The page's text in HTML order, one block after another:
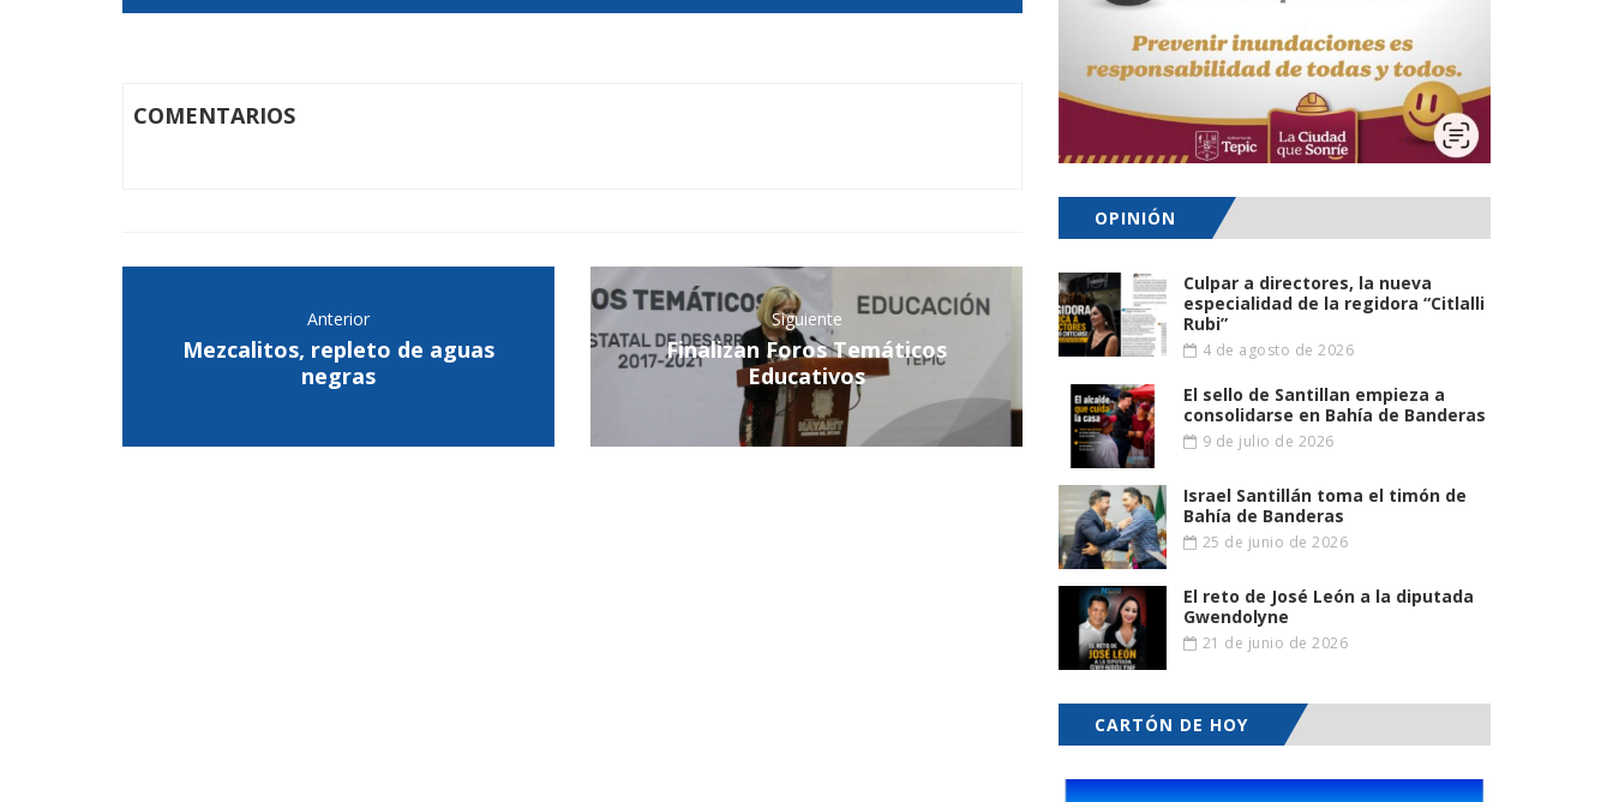
COMENTARIOS
Anterior
Mezcalitos, repleto de aguas
negras
Siguiente
Finalizan Foros Temáticos
Educativos
OPINIÓN
Culpar a directores, la nueva
especialidad de la regidora “Citlalli
Rubi”
4 de agosto de 2026
El sello de Santillan empieza a
consolidarse en Bahía de Banderas
9 de julio de 2026
Israel Santillán toma el timón de
Bahía de Banderas
25 de junio de 2026
El reto de José León a la diputada
Gwendolyne
21 de junio de 2026
CARTÓN DE HOY